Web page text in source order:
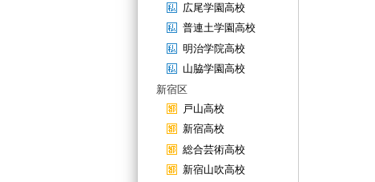
広尾学園高校
普連土学園高校
明治学院高校
山脇学園高校
新宿区
戸山高校
新宿高校
総合芸術高校
新宿山吹高校